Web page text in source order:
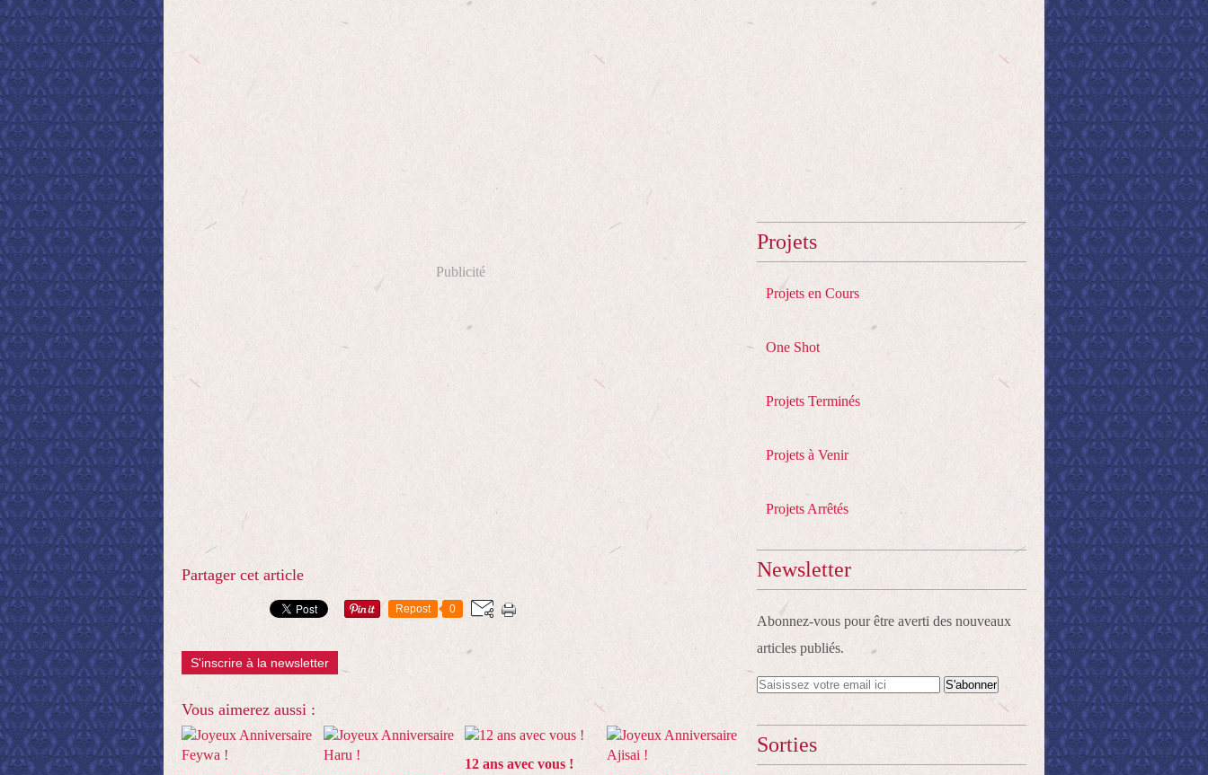
Publicité
Partager cet article
Repost 0
S'inscrire à la newsletter
Vous aimerez aussi :
12 ans avec vous !
Projets
Projets en Cours
One Shot
Projets Terminés
Projets à Venir
Projets Arrêtés
Newsletter
Abonnez-vous pour être averti des nouveaux
articles publiés.
Sorties